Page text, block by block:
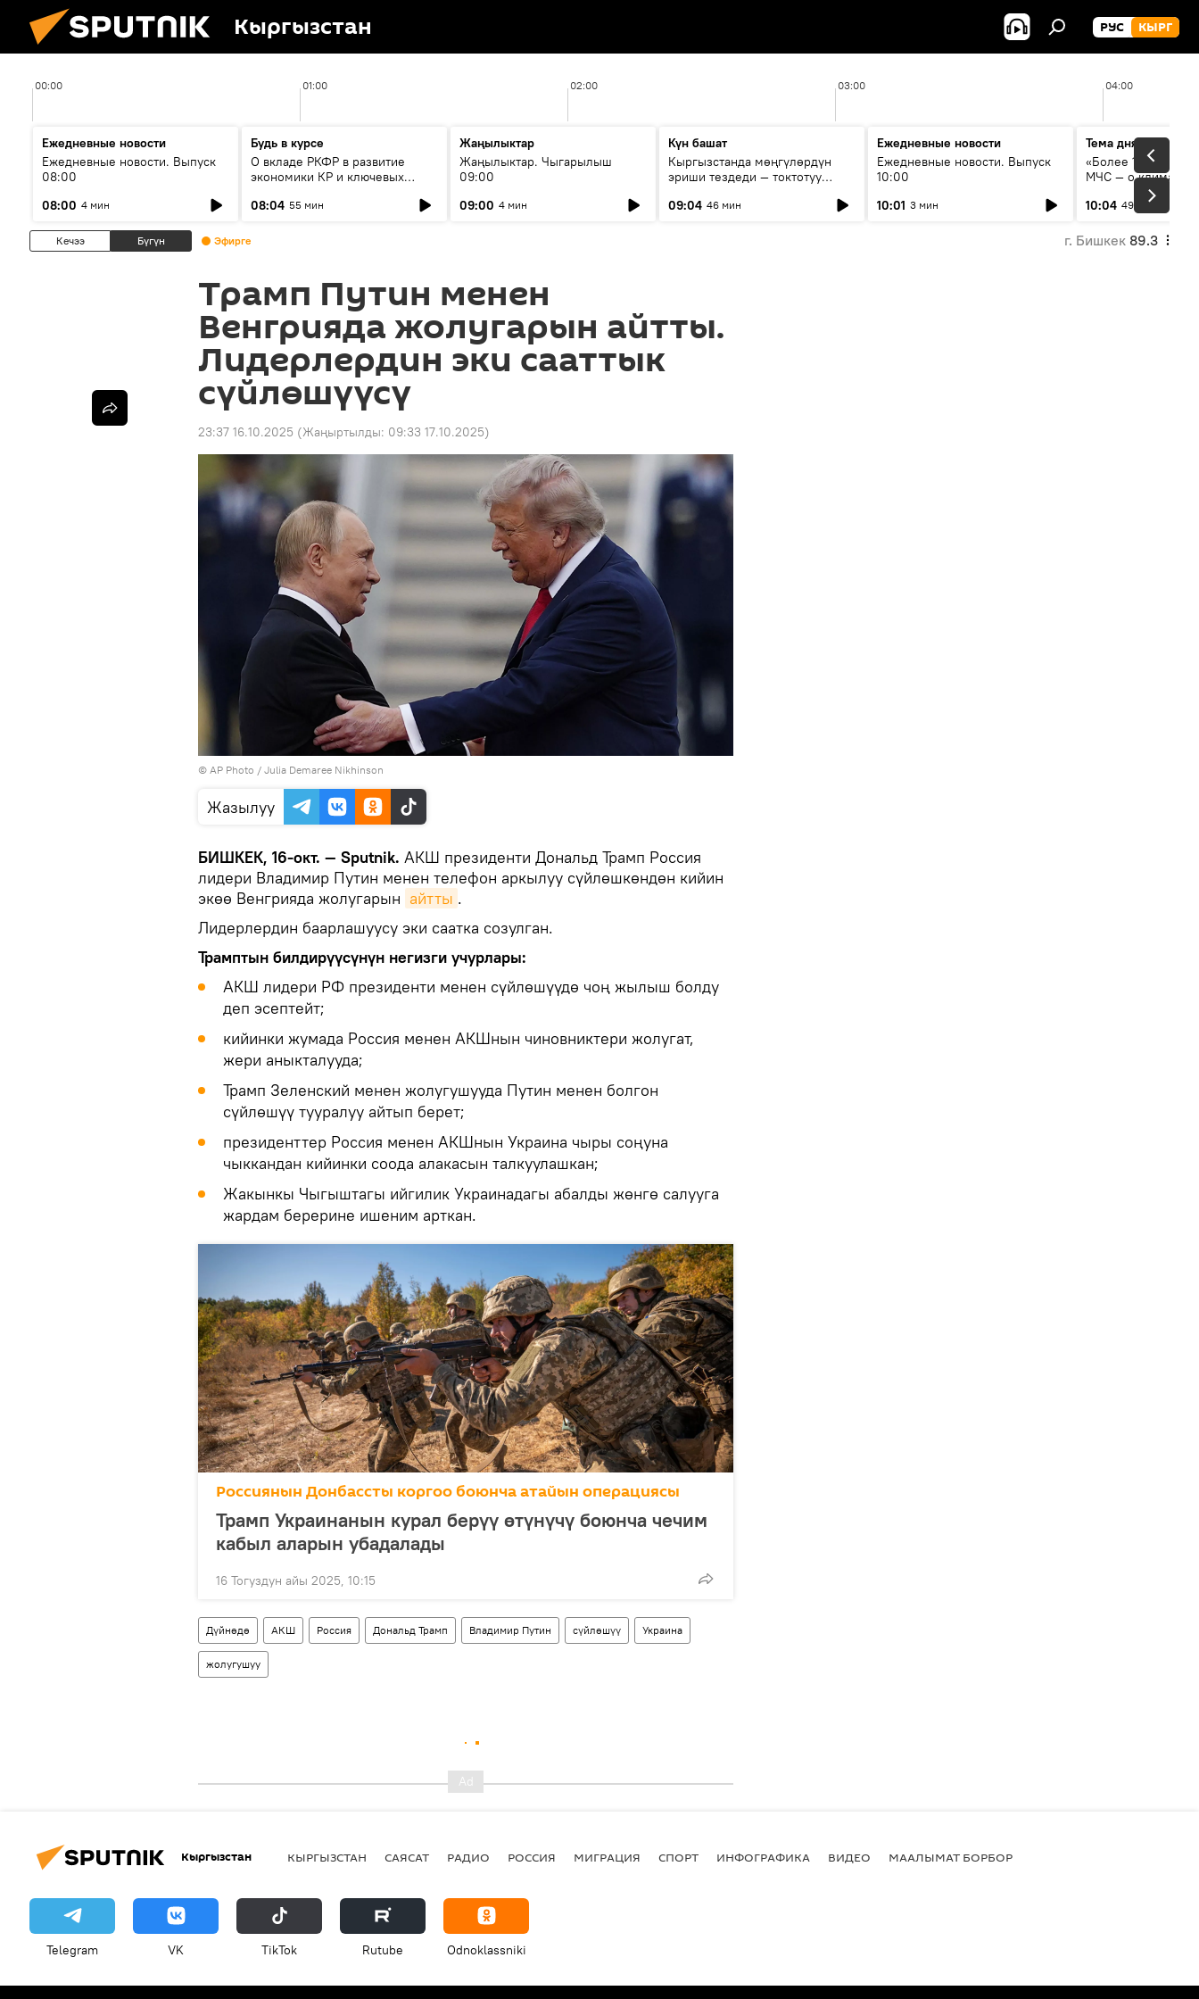
Кыргызстан РУС КЫРГ
00:00 01:00 02:00 03:00 04:00
Ежедневные новости
Ежедневные новости. Выпуск
08:00
08:00 4 мин
Будь в курсе
О вкладе РКФР в развитие
экономики КР и ключевых
08:04 55 мин
Жаңылыктар
Жаңылыктар. Чыгарылыш
09:00
09:00 4 мин
Күн башат
Кыргызстанда мөңгүлөрдүн
эриши тездеди — токтотуу
09:04 46 мин
Ежедневные новости
Ежедневные новости. Выпуск
10:00
10:01 3 мин
Тема дня
«Более 1200 сёл в
МЧС — о климате,
системе
населения
10:04 49 мин
Кечээ Бүгүн Эфирге г. Бишкек 89.3
Трамп Путин менен
Венгрияда жолугарын айтты.
Лидерлердин эки сааттык
сүйлөшүүсү
23:37 16.10.2025 (Жаңыртылды: 09:33 17.10.2025)
© AP Photo / Julia Demaree Nikhinson
Жазылуу
БИШКЕК, 16-окт. — Sputnik. АКШ президенти Дональд Трамп Россия
лидери Владимир Путин менен телефон аркылуу сүйлөшкөндөн кийин
экөө Венгрияда жолугарын айтты .
Лидерлердин баарлашуусу эки саатка созулган.
Трамптын билдирүүсүнүн негизги учурлары:
АКШ лидери РФ президенти менен сүйлөшүүдө чоң жылыш болду
деп эсептейт;
кийинки жумада Россия менен АКШнын чиновниктери жолугат,
жери аныкталууда;
Трамп Зеленский менен жолугушууда Путин менен болгон
сүйлөшүү тууралуу айтып берет;
президенттер Россия менен АКШнын Украина чыры соңуна
чыккандан кийинки соода алакасын талкуулашкан;
Жакынкы Чыгыштагы ийгилик Украинадагы абалды жөнгө салууга
жардам берерине ишеним арткан.
Россиянын Донбассты коргоо боюнча атайын операциясы
Трамп Украинанын курал берүү өтүнүчү боюнча чечим
кабыл аларын убадалады
16 Тогуздун айы 2025, 10:15
Дүйнөдө АКШ Россия Дональд Трамп Владимир Путин сүйлөшүү Украина
жолугушуу
Кыргызстан КЫРГЫЗСТАН САЯСАТ РАДИО РОССИЯ МИГРАЦИЯ СПОРТ ИНФОГРАФИКА ВИДЕО МААЛЫМАТ БОРБОР
Telegram VK ТikТоk Rutube Odnoklassniki